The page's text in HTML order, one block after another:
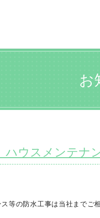
お
ハウスメンテナ
等の防水工事は当社までご